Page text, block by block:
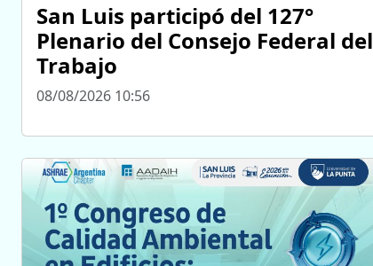
San Luis participó del 127°
Plenario del Consejo Federal del
Trabajo
08/08/2026 10:56